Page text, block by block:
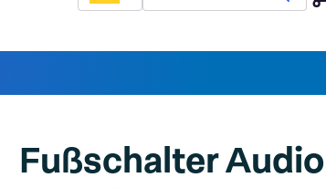
Fußschalter